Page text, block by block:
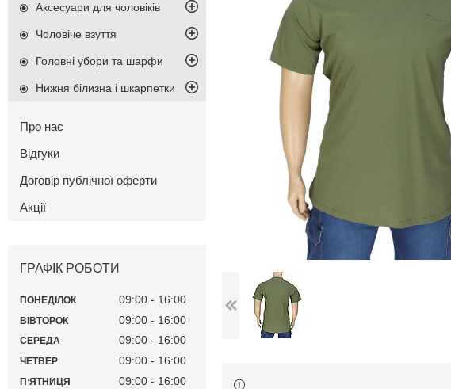
Аксесуари для чоловіків
Чоловіче взуття
Головні убори та шарфи
Нижня білизна і шкарпетки
Про нас
Відгуки
Договір публічної оферти
Акції
ГРАФІК РОБОТИ
ПОНЕДІЛОК 09:00 16:00
ВІВТОРОК 09:00 16:00
СЕРЕДА 09:00 16:00
ЧЕТВЕР 09:00 16:00
ПʼЯТНИЦЯ 09:00 16:00